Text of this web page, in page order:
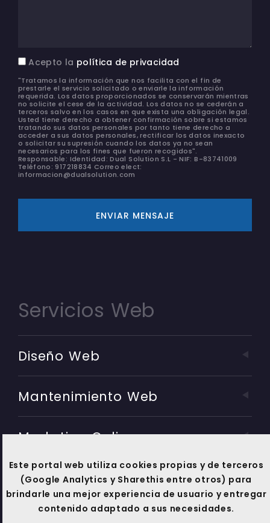
Este portal web utiliza cookies propias y de terceros
(Google Analytics y Sharethis entre otros) para
brindarle una mejor experiencia de usuario y entregar
contenido adaptado a sus necesidades.
Acepto la política de privacidad
"Tratamos la información que nos facilita con el fin de
prestarle el servicio solicitado o enviarle la información
requerida. Los datos proporcionados se conservarán mientras
no solicite el cese de la actividad. Los datos no se cederán a
terceros salvo en los casos en que exista una obligación legal.
Usted tiene derecho a obtener confirmación sobre si estamos
tratando sus datos personales por tanto tiene derecho a
acceder a sus datos personales, rectificar los datos inexacto
o solicitar su supresión cuando los datos ya no sean
necesarios para los fines que fueron recogidos".
Responsable: Identidad: Dual Solution S.L - NIF: B-83741009
Teléfono: 917218834 Correo elect:
informacion@dualsolution.com
ENVIAR MENSAJE
Servicios Web
Diseño Web
Mantenimiento Web
Marketing Online
Soporte Técnico